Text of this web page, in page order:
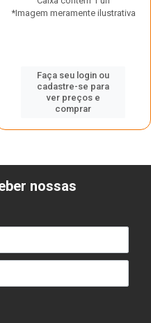
*Imagem meramente ilustrativa
Faça seu login ou
cadastre-se para
ver preços e
comprar
nossas